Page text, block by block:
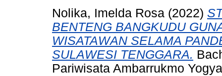
Nolika, Imelda Rosa (2022)
BENTENG BANGKUDU
WISATAWAN SELAMA
SULAWESI TENGGARA.
Pariwisata Ambarrukmo